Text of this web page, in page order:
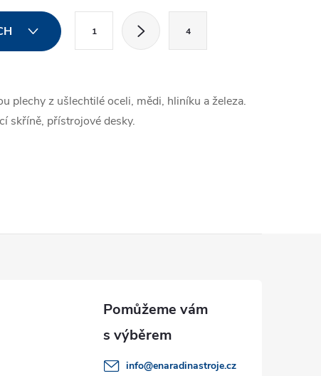
á
n
n
1 4
plechy z ušlechtilé oceli, mědi, hliníku a železa.
skříně, přístrojové desky.
info@enaradinastroje.cz